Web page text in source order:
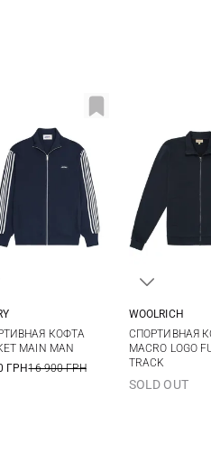
КОФТА
MAIN MAN
ГРН16 900 ГРН
3XL
WOOLRICH
СПОРТИВНАЯ
MACRO LOGO
TRACK
SOLD OUT